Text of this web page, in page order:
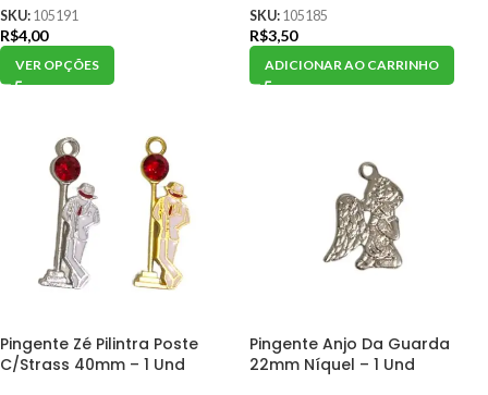
SKU: 105191
R$4,00
VER OPÇÕES
SKU: 105185
R$3,50
ADICIONAR AO CARRINHO
Pingente Zé Pilintra Poste
C/Strass 40mm – 1 Und
Pingente Anjo Da Guarda
22mm Níquel – 1 Und